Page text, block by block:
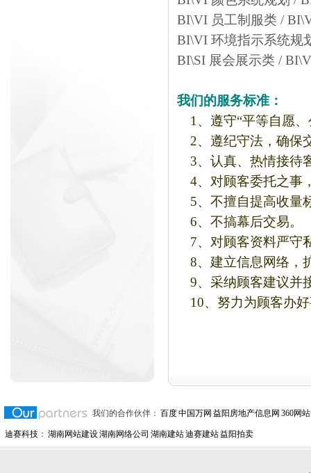
BI\VI 员工制服类 /
BI\VI 环境指示系统规
BI\SI 展会展示类 /
我们的服务标准：
1、遵守“平等自愿、
2、遵纪守法，确保
3、认真、热情接待
4、对顾客委托之事
5、不擅自提高收量
6、不搞幕后交易。
7、对顾客资料严守
8、建立信息网络，
9、采纳顾客建议并
10、努力为顾客办
我们的合作伙伴： 百度中国万网 益阳房地产信息网 360网
迪赛科技 ： 湖南网站建设湖南网络公司 湖南建站迪赛建站益阳拍卖